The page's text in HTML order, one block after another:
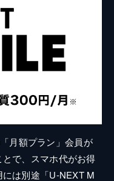
月額プラン」会員が
で、スマホ代がお得
は別途「U-NEXT M